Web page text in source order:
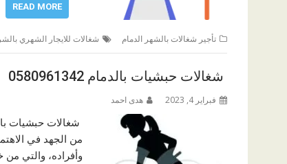
READ MORE
تأجير شغالات بالشهر الدمام شغالات للايجار الشهري
شغالات حبشيات بالدمام 0580961342
فبراير 4, 2023 هدى احمد
شغالات حبشيات
من الجهد في
وأفراده، والتي من